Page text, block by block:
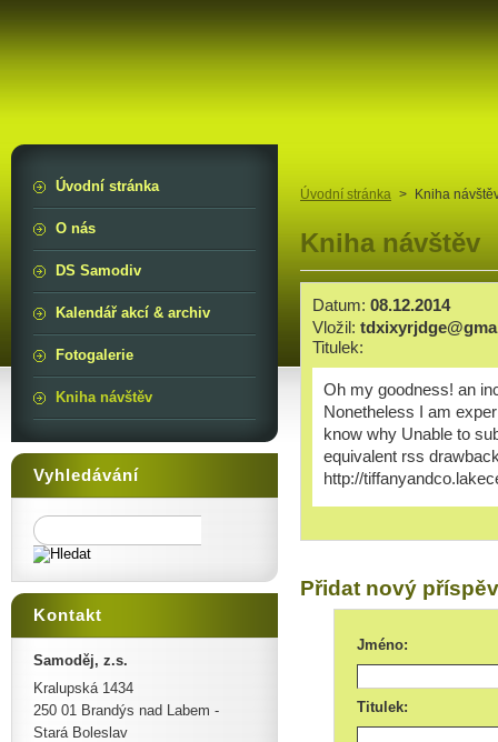
Úvodní stránka > Kniha
Kniha návštěv
Datum: 08.12.2014
Vložil:
Titulek:
Oh my goodness! an
Nonetheless I am
know why Unable to
equivalent rss
http://
Přidat nový
Jméno:
Titulek:
Úvodní stránka
O nás
DS Samodiv
Kalendář akcí & archiv
Fotogalerie
Kniha návštěv
Vyhledávání
Kontakt
Samoděj, z.s.
Kralupská 1434
250 01 Brandýs nad Labem -
Stará Boleslav